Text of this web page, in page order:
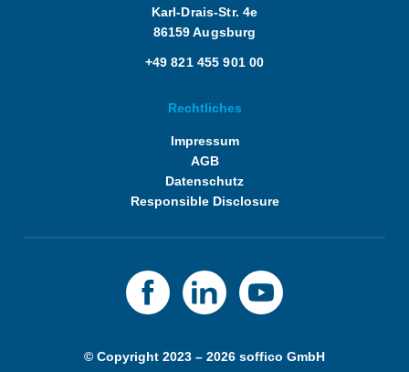
Karl-Drais-Str. 4e
86159 Augsburg
+49 821 455 901 00
Rechtliches
Impressum
AGB
Datenschutz
Responsible Disclosure
© Copyright 2023 – 2026 soffico GmbH